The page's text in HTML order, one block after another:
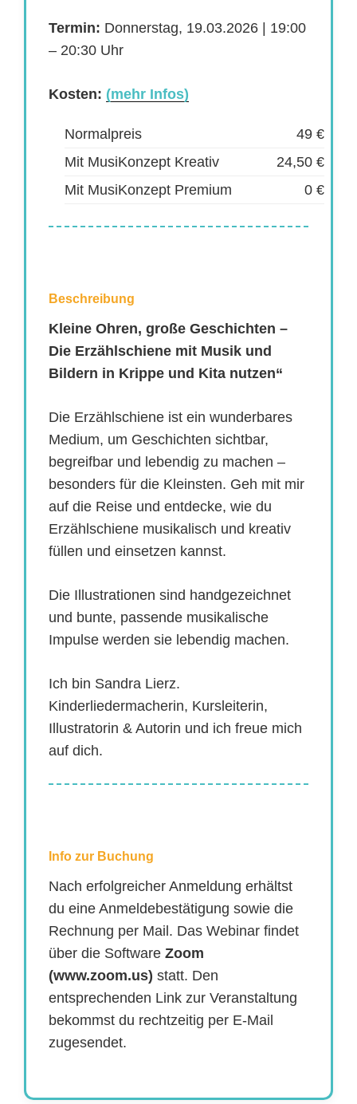
Termin: Donnerstag, 19.03.2026 | 19:00
– 20:30 Uhr
Kosten: (mehr Infos)
Normalpreis
49 €
Mit MusiKonzept Kreativ
24,50 €
Mit MusiKonzept Premium
0 €
Beschreibung
Kleine Ohren, große Geschichten –
Die Erzählschiene mit Musik und
Bildern in Krippe und Kita nutzen“
Die Erzählschiene ist ein wunderbares
Medium, um Geschichten sichtbar,
begreifbar und lebendig zu machen –
besonders für die Kleinsten. Geh mit mir
auf die Reise und entdecke, wie du
Erzählschiene musikalisch und kreativ
füllen und einsetzen kannst.
Die Illustrationen sind handgezeichnet
und bunte, passende musikalische
Impulse werden sie lebendig machen.
Ich bin Sandra Lierz.
Kinderliedermacherin, Kursleiterin,
Illustratorin & Autorin und ich freue mich
auf dich.
Info zur Buchung
Nach erfolgreicher Anmeldung erhältst
du eine Anmeldebestätigung sowie die
Rechnung per Mail. Das Webinar findet
über die Software Zoom
(www.zoom.us) statt. Den
entsprechenden Link zur Veranstaltung
bekommst du rechtzeitig per E-Mail
zugesendet.